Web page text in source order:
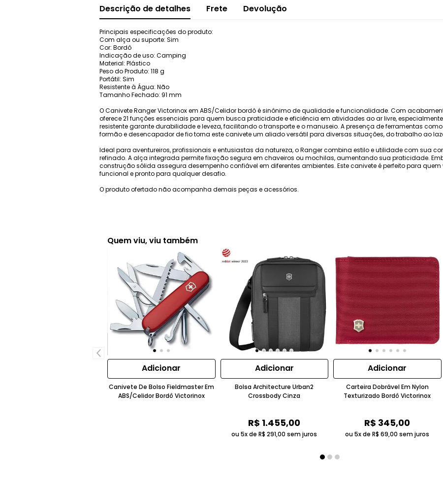
Descrição de detalhes Frete Devolução
Principais especificações do produto:
Com alça ou suporte: Sim
Cor: Bordô
Indicação de uso: Camping
Material: Plástico
Peso do Produto: 118 g
Portátil: Sim
Resistente à Água: Não
Tamanho Fechado: 91 mm
O Canivete Ranger Victorinox em ABS/Celidor bordô é sinônimo de qualidade e funcionalidade. Com
oferece 21 funções essenciais para quem busca praticidade e eficiência em atividades ao ar livre,
resistente garante durabilidade e leveza, facilitando o transporte e o manuseio. A presença de ferramentas
formão e desencapador de fio torna este canivete um aliado versátil para diversas situações, do trabalho ao
Ideal para aventureiros, profissionais e entusiastas da natureza, o Ranger combina estilo e utilidade com sua
refinado. A alça integrada permite fixação segura em chaveiros ou mochilas, aumentando sua praticidade.
construção sólida assegura desempenho confiável em diferentes ambientes. Este canivete é perfeito para
funcional e pronto para qualquer desafio.
O produto ofertado não acompanha demais peças e acessórios.
Quem viu, viu também
Adicionar
Canivete De Bolso Fieldmaster Em
ABS/Celidor Bordô Victorinox
Adicionar
Bolsa Architecture Urban2
Crossbody Cinza
R$ 1.455,00
ou 5x deR$ 291,00 sem juros
Adicionar
Carteira Dobrável Em Nylon
Texturizado Bordô Victorinox
R$ 345,00
ou 5x deR$ 69,00 sem juros